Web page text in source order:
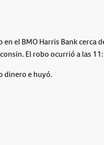
el BMO Harris Bank cerca
El robo ocurrió a las
dinero e huyó.